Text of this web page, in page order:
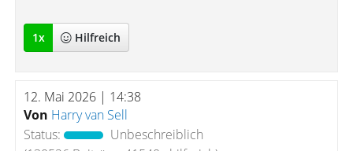
1x Hilfreich
12. Mai 2026 | 14:38
Von Harry van Sell
Status:
Unbeschreiblich